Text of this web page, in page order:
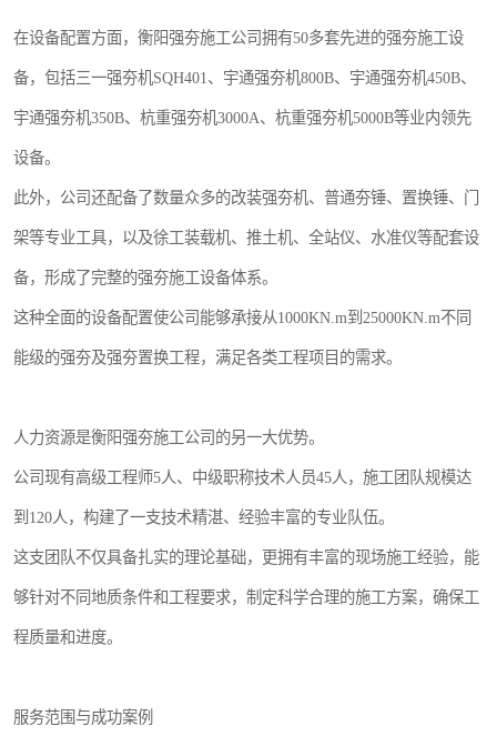
在设备配置方面，衡阳强夯施工公司拥有50多套先进的强夯施工设
备，包括三一强夯机SQH401、宇通强夯机800B、宇通强夯机450B、
宇通强夯机350B、杭重强夯机3000A、杭重强夯机5000B等业内领先
设备。
此外，公司还配备了数量众多的改装强夯机、普通夯锤、置换锤、门
架等专业工具，以及徐工装载机、推土机、全站仪、水准仪等配套设
备，形成了完整的强夯施工设备体系。
这种全面的设备配置使公司能够承接从1000KN.m到25000KN.m不同
能级的强夯及强夯置换工程，满足各类工程项目的需求。
人力资源是衡阳强夯施工公司的另一大优势。
公司现有高级工程师5人、中级职称技术人员45人，施工团队规模达
到120人，构建了一支技术精湛、经验丰富的专业队伍。
这支团队不仅具备扎实的理论基础，更拥有丰富的现场施工经验，能
够针对不同地质条件和工程要求，制定科学合理的施工方案，确保工
程质量和进度。
服务范围与成功案例